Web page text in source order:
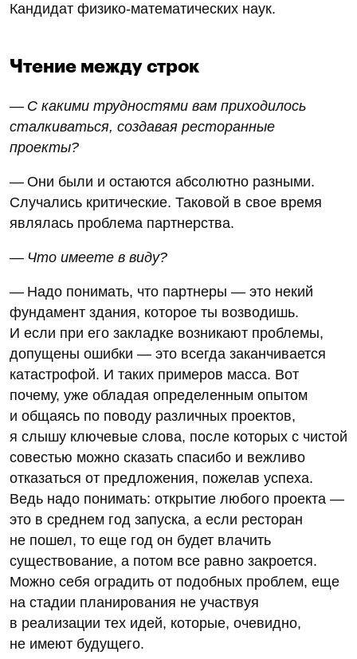
Кандидат физико-математических наук.
Чтение между строк
— С какими трудностями вам приходилось
сталкиваться, создавая ресторанные
проекты?
— Они были и остаются абсолютно разными.
Случались критические. Таковой в свое время
являлась проблема партнерства.
— Что имеете в виду?
— Надо понимать, что партнеры — это некий
фундамент здания, которое ты возводишь.
И если при его закладке возникают проблемы,
допущены ошибки — это всегда заканчивается
катастрофой. И таких примеров масса. Вот
почему, уже обладая определенным опытом
и общаясь по поводу различных проектов,
я слышу ключевые слова, после которых с чистой
совестью можно сказать спасибо и вежливо
отказаться от предложения, пожелав успеха.
Ведь надо понимать: открытие любого проекта —
это в среднем год запуска, а если ресторан
не пошел, то еще год он будет влачить
существование, а потом все равно закроется.
Можно себя оградить от подобных проблем, еще
на стадии планирования не участвуя
в реализации тех идей, которые, очевидно,
не имеют будущего.